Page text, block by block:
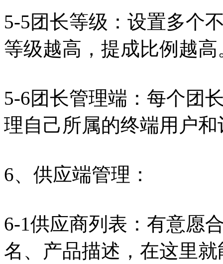
5-5团长等级：设置多个
等级越高，提成比例越高
5-6团长管理端：每个团
理自己所属的终端用户
6、供应端管理：
6-1供应商列表：有意愿
名、产品描述，在这里